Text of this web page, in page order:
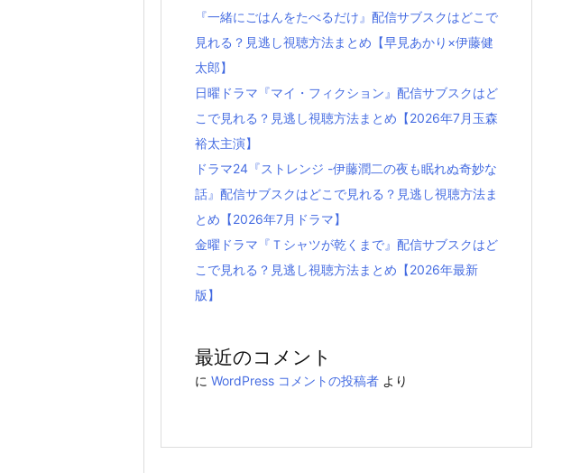
『一緒にごはんをたべるだけ』配信サブスクはどこで
見れる？見逃し視聴方法まとめ【早見あかり×伊藤健
太郎】
日曜ドラマ『マイ・フィクション』配信サブスクはど
こで見れる？見逃し視聴方法まとめ【2026年7月玉森
裕太主演】
ドラマ24『ストレンジ -伊藤潤二の夜も眠れぬ奇妙な
話』配信サブスクはどこで見れる？見逃し視聴方法ま
とめ【2026年7月ドラマ】
金曜ドラマ『Ｔシャツが乾くまで』配信サブスクはど
こで見れる？見逃し視聴方法まとめ【2026年最新
版】
最近のコメント
に WordPress コメントの投稿者 より